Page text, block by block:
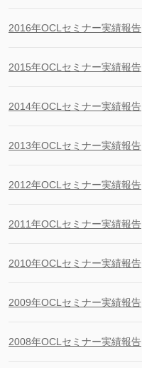
2016年OCLセミナー実績報告
2015年OCLセミナー実績報告
2014年OCLセミナー実績報告
2013年OCLセミナー実績報告
2012年OCLセミナー実績報告
2011年OCLセミナー実績報告
2010年OCLセミナー実績報告
2009年OCLセミナー実績報告
2008年OCLセミナー実績報告